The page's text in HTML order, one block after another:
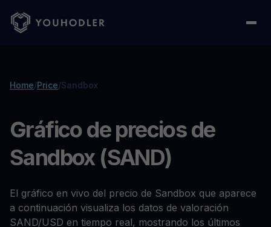
Home/Price/Sandbox
Gráfico de precios de
Sandbox (SAND)
El gráfico en vivo del precio de Sandbox que aparece
a continuación visualiza los datos de valoración
SAND/USD en tiempo real, mostrando los últimos